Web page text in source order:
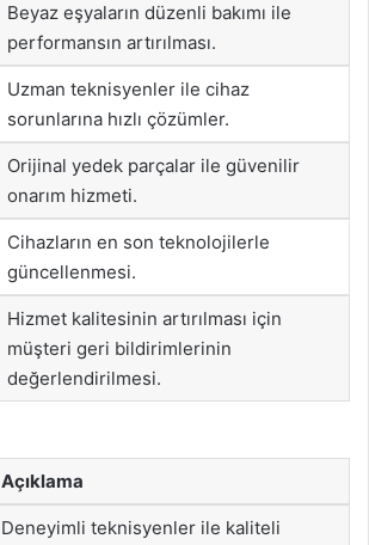
Beyaz eşyaların düzenli bakımı ile
performansın artırılması.
Uzman teknisyenler ile cihaz
sorunlarına hızlı çözümler.
Orijinal yedek parçalar ile güvenilir
onarım hizmeti.
Cihazların en son teknolojilerle
güncellenmesi.
Hizmet kalitesinin artırılması için
müşteri geri bildirimlerinin
değerlendirilmesi.
Açıklama
Deneyimli teknisyenler ile kaliteli